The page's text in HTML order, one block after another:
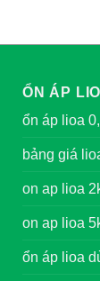
ỔN ÁP
ổn áp lioa
bảng giá
on ap lioa
on ap lioa
ổn áp lioa